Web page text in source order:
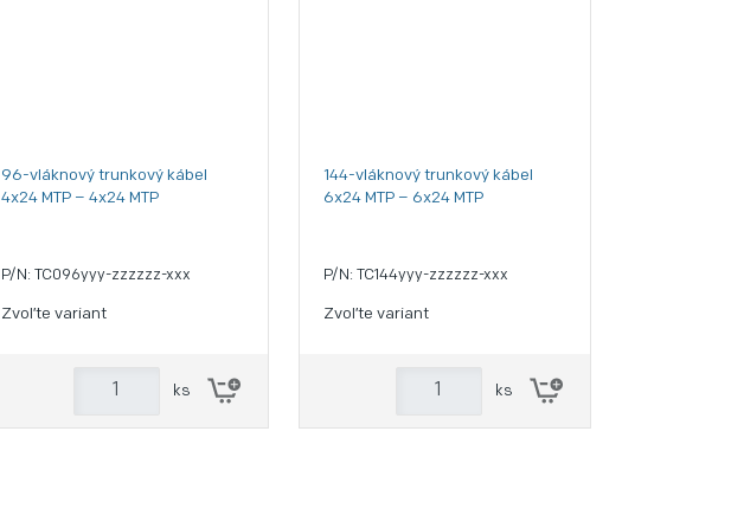
96-vláknový trunkový kábel
4x24 MTP – 4x24 MTP
P/N: TC096yyy-zzzzzz-xxx
Zvoľte variant
ks
144-vláknový trunkový kábel
6x24 MTP – 6x24 MTP
P/N: TC144yyy-zzzzzz-xxx
Zvoľte variant
ks